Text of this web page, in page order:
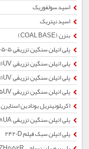
اسید سولفوریک
اسید نیتریک
بنزن (COAL BASE)
پلی اتیلن سنگین تزریقی 60505
پلی اتیلن سنگین تزریقی 52511UV
پلی اتیلن سنگین تزریقی 60511UV
پلی اتیلن سنگین تزریقی 52505UV
اکریلونیتریل بوتادین استایرن 0150
پلی اتیلن سنگین تزریقی 5218UA
پلی اتیلن سبک فیلم 2420D